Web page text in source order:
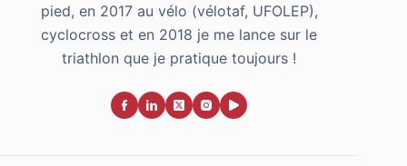
pied, en 2017 au vélo (vélotaf, UFOLEP),
cyclocross et en 2018 je me lance sur le
triathlon que je pratique toujours !